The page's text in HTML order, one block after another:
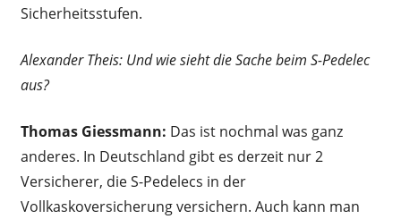
Sicherheitsstufen.
Alexander Theis: Und wie sieht die Sache beim S-Pedelec
aus?
Thomas Giessmann: Das ist nochmal was ganz
anderes. In Deutschland gibt es derzeit nur 2
Versicherer, die S-Pedelecs in der
Vollkaskoversicherung versichern. Auch kann man